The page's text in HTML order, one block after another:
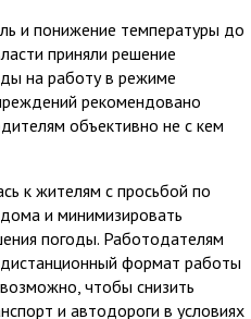
и понижение температуры до
приняли решение
на работу в режиме
рекомендовано
объективно не с кем
к жителям с просьбой по
и минимизировать
погоды. Работодателям
формат работы
чтобы снизить
и автодороги в условиях